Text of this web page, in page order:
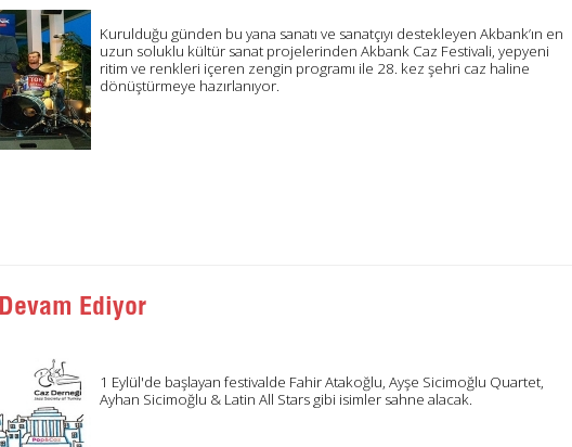
Kurulduğu günden bu yana sanatı ve sanatçıyı destekleyen Akbank’ın en
uzun soluklu kültür sanat projelerinden Akbank Caz Festivali, yepyeni
ritim ve renkleri içeren zengin programı ile 28. kez şehri caz haline
dönüştürmeye hazırlanıyor.
Ediyor
1 Eylül'de başlayan festivalde Fahir Atakoğlu, Ayşe Sicimoğlu Quartet,
Ayhan Sicimoğlu & Latin All Stars gibi isimler sahne alacak.